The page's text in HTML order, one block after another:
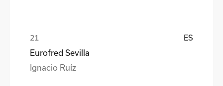
ES
Eurofred Sevilla
Ignacio Ruíz